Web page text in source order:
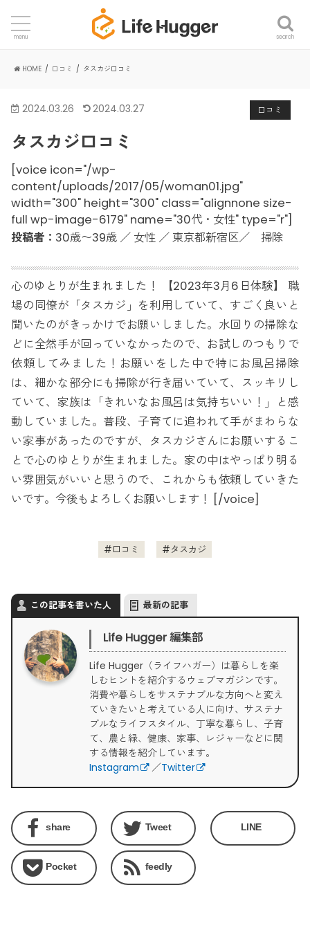
search
menu
HOME 口コミ タスカジ口コミ
口コミ
2024.03.26 2024.03.27
タスカジ口コミ
[voice icon="/wp-
content/uploads/2017/05/woman01.jpg"
width="300" height="300" class="alignnone size-
full wp-image-6179" name="30代・女性" type="r"]
投稿者： 30歳〜39歳 ／ 女性 ／ 東京都新宿区／ 掃除
心のゆとりが生まれました！ 【2023年3月6日体験】 職
場の同僚が「タスカジ」を利用していて、すごく良いと
聞いたのがきっかけでお願いしました。水回りの掃除な
どに全然手が回っていなかったので、お試しのつもりで
依頼してみました！お願いをした中で特にお風呂掃除
は、細かな部分にも掃除が行き届いていて、スッキリし
ていて、家族は「きれいなお風呂は気持ちいい！」と感
動していました。普段、子育てに追われて手がまわらな
い家事があったのですが、タスカジさんにお願いするこ
とで心のゆとりが生まれました。家の中はやっぱり明る
い雰囲気がいいと思うので、これからも依頼していきた
いです。今後もよろしくお願いします！ [/voice]
口コミ タスカジ
この記事を書いた人 最新の記事
Life Hugger 編集部
Life Hugger（ライフハガー）は暮らしを楽
しむヒントを紹介するウェブマガジンです。
消費や暮らしをサステナブルな方向へと変え
ていきたいと考えている人に向け、サステナ
ブルなライフスタイル、丁寧な暮らし、子育
て、農と緑、健康、家事、レジャーなどに関
する情報を紹介しています。
Instagram
／Twitter
share Tweet LINE
Pocket feedly